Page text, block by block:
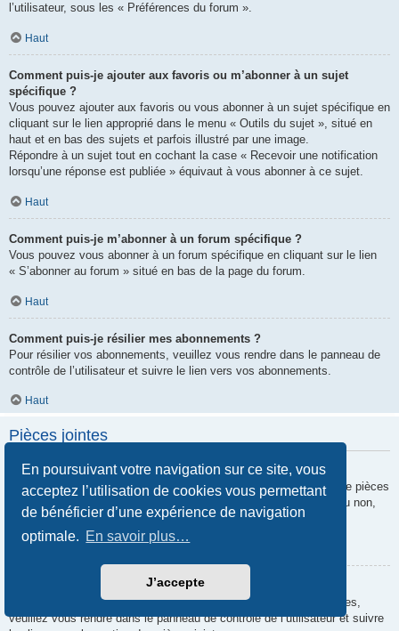
En poursuivant votre navigation sur ce site, vous
acceptez l’utilisation de cookies vous permettant
de bénéficier d’une expérience de navigation
optimale. En savoir plus…
J’accepte
l’utilisateur, sous les « Préférences du forum ».
Haut
Comment puis-je ajouter aux favoris ou m’abonner à un sujet
spécifique ?
Vous pouvez ajouter aux favoris ou vous abonner à un sujet spécifique en
cliquant sur le lien approprié dans le menu « Outils du sujet », situé en
haut et en bas des sujets et parfois illustré par une image.
Répondre à un sujet tout en cochant la case « Recevoir une notification
lorsqu’une réponse est publiée » équivaut à vous abonner à ce sujet.
Haut
Comment puis-je m’abonner à un forum spécifique ?
Vous pouvez vous abonner à un forum spécifique en cliquant sur le lien
« S’abonner au forum » situé en bas de la page du forum.
Haut
Comment puis-je résilier mes abonnements ?
Pour résilier vos abonnements, veuillez vous rendre dans le panneau de
contrôle de l’utilisateur et suivre le lien vers vos abonnements.
Haut
Pièces jointes
Quelles pièces jointes sont autorisées sur ce forum ?
Chaque administrateur peut autoriser ou interdire certains types de pièces
jointes. Si vous n’êtes pas certain de savoir ce qui est autorisé ou non,
nous vous invitons à contacter un administrateur du forum.
Comment puis-je retrouver toutes mes pièces jointes ?
Pour retrouver la liste des pièces jointes que vous avez transférées,
veuillez vous rendre dans le panneau de contrôle de l’utilisateur et suivre